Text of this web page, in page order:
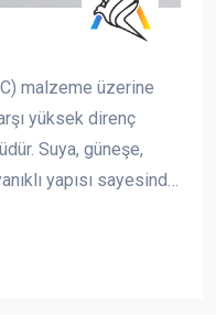
malzeme üzerine
yüksek direnç
Suya, güneşe,
yapısı sayesinde
çözünürlükte baskı
fark edilir hale getirir.